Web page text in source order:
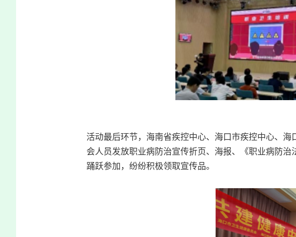
活动最后环节，海南省疾控中心、海口市疾控中心、
会人员发放职业病防治宣传折页、海报、《职业病防
踊跃参加，纷纷积极领取宣传品。